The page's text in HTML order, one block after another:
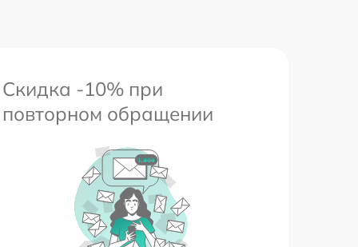
Скидка -10% при
повторном обращении